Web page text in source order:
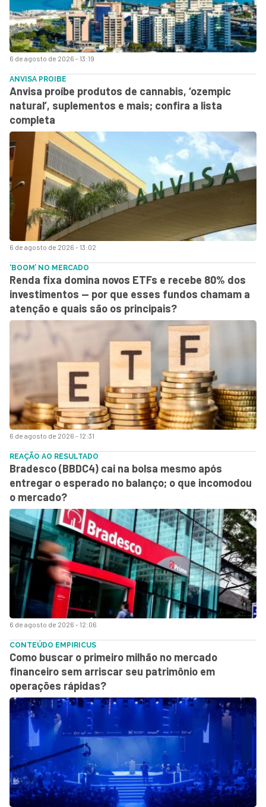
6 de agosto de 2026 - 13:19
6 de agosto de 2026 - 13:02
ANVISA PROIBE
Anvisa proíbe produtos de cannabis, ‘ozempic
natural’, suplementos e mais; confira a lista
completa
6 de agosto de 2026 - 12:31
‘BOOM’ NO MERCADO
Renda fixa domina novos ETFs e recebe 80% dos
investimentos — por que esses fundos chamam a
atenção e quais são os principais?
6 de agosto de 2026 - 12:06
REAÇÃO AO RESULTADO
Bradesco (BBDC4) cai na bolsa mesmo após
entregar o esperado no balanço; o que incomodou
o mercado?
CONTEÚDO EMPIRICUS
Como buscar o primeiro milhão no mercado
financeiro sem arriscar seu patrimônio em
operações rápidas?